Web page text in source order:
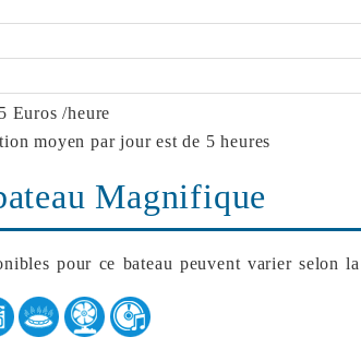
Euros /heure
moyen par jour est de 5 heures
Magnifique
pour ce bateau peuvent varier selon